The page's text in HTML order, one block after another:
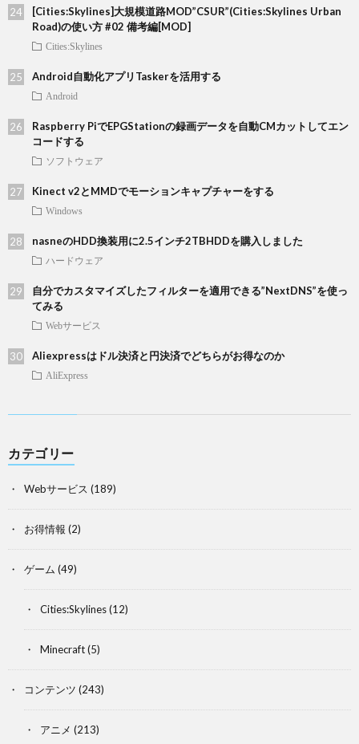
[Cities:Skylines]大規模道路MOD”CSUR”(Cities:Skylines Urban
Road)の使い方 #02 備考編[MOD]
Cities:Skylines
Android自動化アプリTaskerを活用する
Android
Raspberry PiでEPGStationの録画データを自動CMカットしてエン
コードする
ソフトウェア
Kinect v2とMMDでモーションキャプチャーをする
Windows
nasneのHDD換装用に2.5インチ2TBHDDを購入しました
ハードウェア
自分でカスタマイズしたフィルターを適用できる”NextDNS”を使っ
てみる
Webサービス
Aliexpressはドル決済と円決済でどちらがお得なのか
AliExpress
カテゴリー
Webサービス (189)
お得情報 (2)
ゲーム (49)
Cities:Skylines(12)
Minecraft(5)
コンテンツ (243)
アニメ (213)